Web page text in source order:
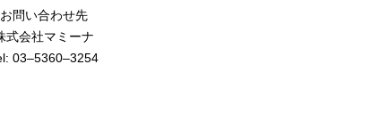
お問い合わせ先
式会社マミーナ
03‒5360‒3254